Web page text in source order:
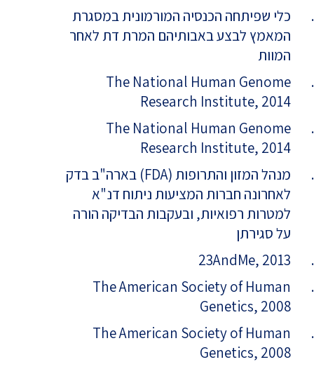
כלי שפיתחה הכנסיה המורמונית במסגרת
המאמץ לבצע באבותיהם המרת דת לאחר
המוות
The National Human Genome
Research Institute, 2014
The National Human Genome
Research Institute, 2014
מנהל המזון והתרופות (FDA) בארה"ב בדק
לאחרונה חברות המציעות ניתוח דנ"א
למטרות רפואיות, ובעקבות הבדיקה הורה
על סגירתן
23AndMe, 2013
The American Society of Human
Genetics, 2008
The American Society of Human
Genetics, 2008